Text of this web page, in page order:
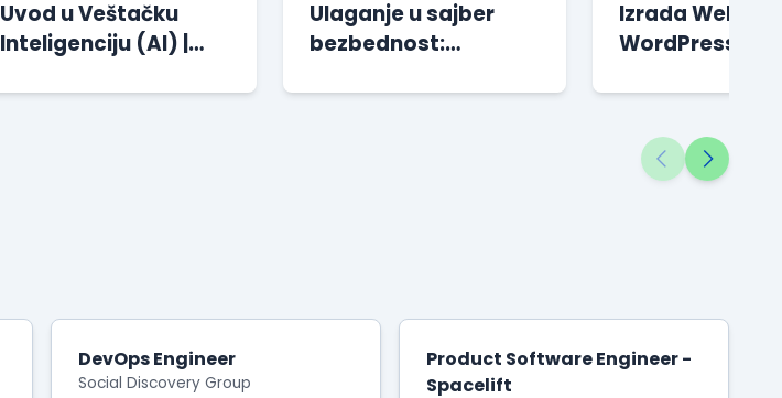
Uvod u Veštačku
Inteligenciju (AI) |
Ulaganje u sajber
bezbednost:
Izrada Web
WordPress |
DevOps Engineer
Social Discovery Group
Product Software Engineer -
Spacelift